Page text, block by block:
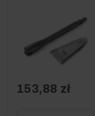
153,88 zł